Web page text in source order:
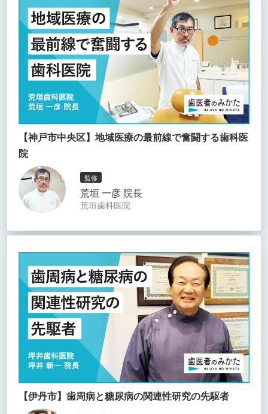
【神戸市中央区】地域医療の最前線で奮闘する歯科医
院
監修
荒垣 一彦 院長
荒垣歯科医院
【伊丹市】歯周病と糖尿病の関連性研究の先駆者